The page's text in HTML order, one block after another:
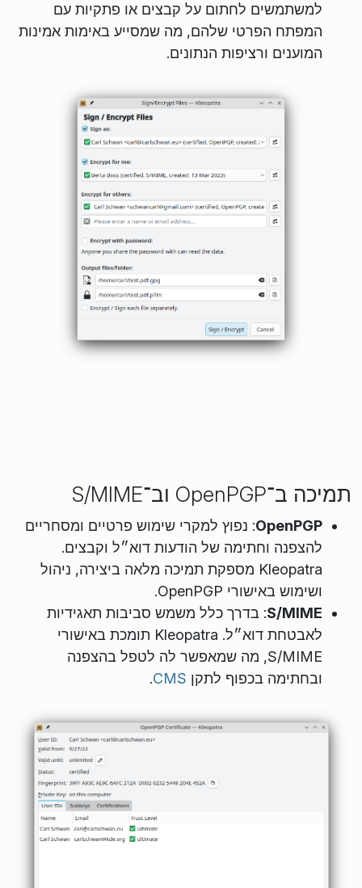
למשתמשים לחתום על קבצים או פתקיות עם
המפתח הפרטי שלהם, מה שמסייע באימות אמינות
המוענים ורציפות הנתונים.
תמיכה ב־OpenPGP וב־S/MIME
OpenPGP: נפוץ למקרי שימוש פרטיים ומסחריים
להצפנה וחתימה של הודעות דוא״ל וקבצים.
Kleopatra מספקת תמיכה מלאה ביצירה, ניהול
ושימוש באישורי OpenPGP.
S/MIME: בדרך כלל משמש סביבות תאגידיות
לאבטחת דוא״ל. Kleopatra תומכת באישורי
S/MIME, מה שמאפשר לה לטפל בהצפנה
ובחתימה בכפוף לתקן CMS
.